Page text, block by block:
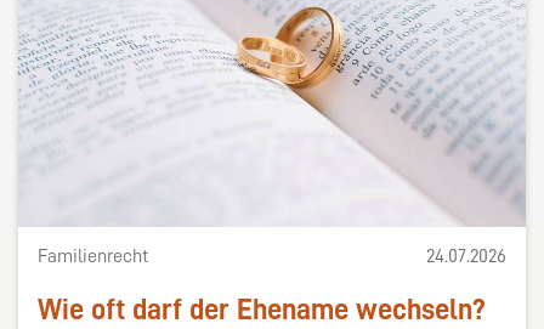
Familienrecht 24.07.2026
Wie oft darf der Ehename wechseln?